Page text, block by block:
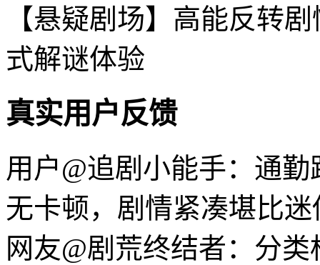
【悬疑剧场】高能反转
式解谜体验
真实用户反馈
用户@追剧小能手：通
无卡顿，剧情紧凑堪比迷
网友@剧荒终结者：分